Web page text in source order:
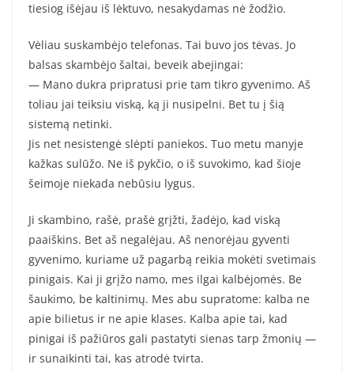
tiesiog išėjau iš lėktuvo, nesakydamas nė žodžio.
Vėliau suskambėjo telefonas. Tai buvo jos tėvas. Jo
balsas skambėjo šaltai, beveik abejingai:
— Mano dukra pripratusi prie tam tikro gyvenimo. Aš
toliau jai teiksiu viską, ką ji nusipelni. Bet tu į šią
sistemą netinki.
Jis net nesistengė slėpti paniekos. Tuo metu manyje
kažkas sulūžo. Ne iš pykčio, o iš suvokimo, kad šioje
šeimoje niekada nebūsiu lygus.
Ji skambino, rašė, prašė grįžti, žadėjo, kad viską
paaiškins. Bet aš negalėjau. Aš nenorėjau gyventi
gyvenimo, kuriame už pagarbą reikia mokėti svetimais
pinigais. Kai ji grįžo namo, mes ilgai kalbėjomės. Be
šaukimo, be kaltinimų. Mes abu supratome: kalba ne
apie bilietus ir ne apie klases. Kalba apie tai, kad
pinigai iš pažiūros gali pastatyti sienas tarp žmonių —
ir sunaikinti tai, kas atrodė tvirta.